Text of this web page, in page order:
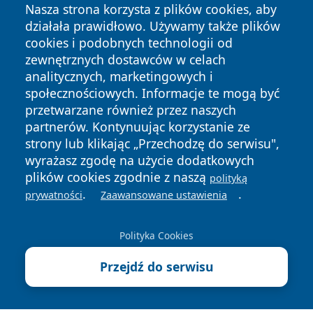
Nasza strona korzysta z plików cookies, aby
działała prawidłowo. Używamy także plików
cookies i podobnych technologii od
zewnętrznych dostawców w celach
analitycznych, marketingowych i
społecznościowych. Informacje te mogą być
przetwarzane również przez naszych
partnerów. Kontynuując korzystanie ze
strony lub klikając „Przechodzę do serwisu",
wyrażasz zgodę na użycie dodatkowych
plików cookies zgodnie z naszą polityką
prywatności. Zaawansowane ustawienia .
Polityka Cookies
Przejdź do serwisu
Copyright © 2026 elckie.pl Wszystkie prawa zastrzeżone.
News Autorzy
Polityka
Prywatności
Polityka
Cookies